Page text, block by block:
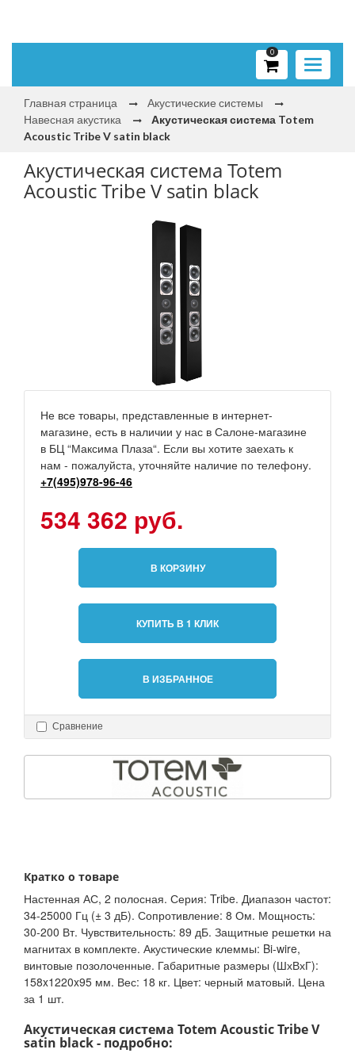
Toggle
0
Главная страница
Акустические системы
Навесная акустика
Акустическая система Totem
Acoustic Tribe V satin black
Акустическая система Totem
Acoustic Tribe V satin black
Не все товары, представленные в интернет-
магазине, есть в наличии у нас в Салоне-магазине
в БЦ “Максима Плаза“. Если вы хотите заехать к
нам - пожалуйста, уточняйте наличие по телефону.
+7(495)978-96-46
534 362 руб.
В КОРЗИНУ
КУПИТЬ В 1 КЛИК
В ИЗБРАННОЕ
Сравнение
Кратко о товаре
Настенная АС, 2 полосная. Серия: Tribe. Диапазон частот:
34-25000 Гц (± 3 дБ). Сопротивление: 8 Ом. Мощность:
30-200 Вт. Чувствительность: 89 дБ. Защитные решетки на
магнитах в комплекте. Акустические клеммы: Bi-wire,
винтовые позолоченные. Габаритные размеры (ШхВхГ):
158x1220x95 мм. Вес: 18 кг. Цвет: черный матовый. Цена
за 1 шт.
Акустическая система Totem Acoustic Tribe V
satin black - подробно: